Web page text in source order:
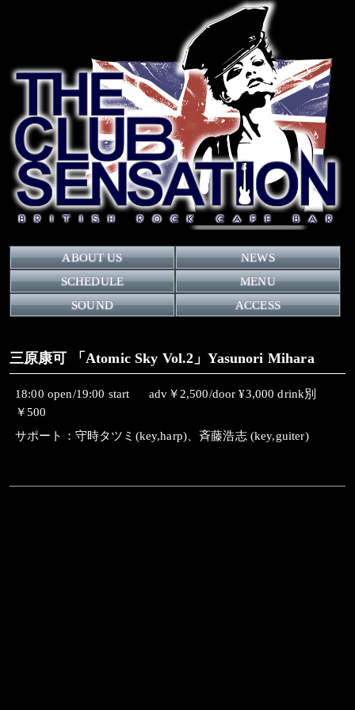
ABOUT US
NEWS
SCHEDULE
MENU
SOUND
ACCESS
三原康可 「Atomic Sky Vol.2」Yasunori Mihara
18:00 open/19:00 start adv￥2,500/door ¥3,000 drink別
￥500
サポート：守時タツミ(key,harp)、斉藤浩志 (key,guiter)